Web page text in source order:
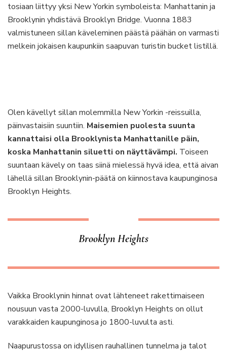
tosiaan liittyy yksi New Yorkin symboleista: Manhattanin ja
Brooklynin yhdistävä Brooklyn Bridge. Vuonna 1883
valmistuneen sillan käveleminen päästä päähän on varmasti
melkein jokaisen kaupunkiin saapuvan turistin bucket listillä.
Olen kävellyt sillan molemmilla New Yorkin -reissuilla,
päinvastaisiin suuntiin. Maisemien puolesta suunta
kannattaisi olla Brooklynista Manhattanille päin,
koska Manhattanin siluetti on näyttävämpi. Toiseen
suuntaan kävely on taas siinä mielessä hyvä idea, että aivan
lähellä sillan Brooklynin-päätä on kiinnostava kaupunginosa
Brooklyn Heights.
Brooklyn Heights
Vaikka Brooklynin hinnat ovat lähteneet rakettimaiseen
nousuun vasta 2000-luvulla, Brooklyn Heights on ollut
varakkaiden kaupunginosa jo 1800-luvulta asti.
Naapurustossa on idyllisen rauhallinen tunnelma ja talot